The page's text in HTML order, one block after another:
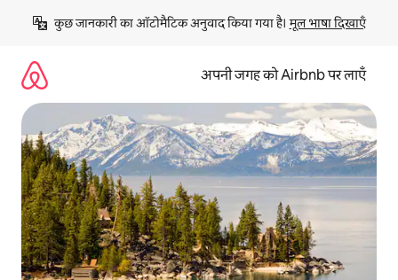
छोड़कर
कॉन्टेंट
कुछ जानकारी का ऑटोमैटिक अनुवाद किया गया है। मूल भाषा दिखाएँ
अपनी जगह को Airbnb पर लाएँ